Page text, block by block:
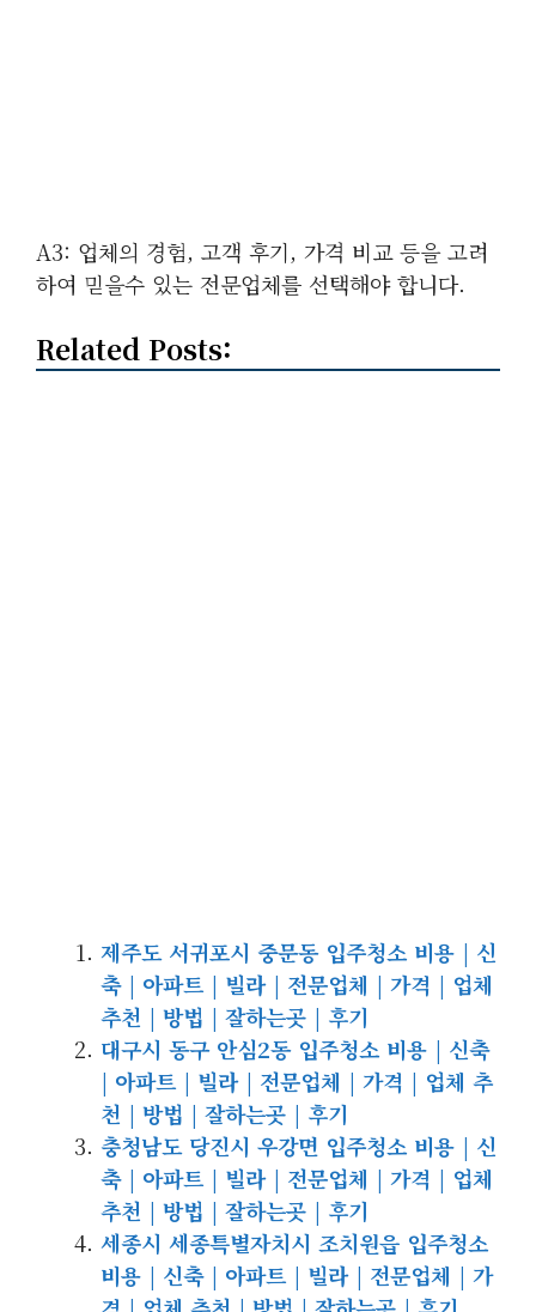
A3: 업체의 경험, 고객 후기, 가격 비교 등을 고려
하여 믿을수 있는 전문업체를 선택해야 합니다.
Related Posts:
제주도 서귀포시 중문동 입주청소 비용 | 신
축 | 아파트 | 빌라 | 전문업체 | 가격 | 업체
추천 | 방법 | 잘하는곳 | 후기
대구시 동구 안심2동 입주청소 비용 | 신축
| 아파트 | 빌라 | 전문업체 | 가격 | 업체 추
천 | 방법 | 잘하는곳 | 후기
충청남도 당진시 우강면 입주청소 비용 | 신
축 | 아파트 | 빌라 | 전문업체 | 가격 | 업체
추천 | 방법 | 잘하는곳 | 후기
세종시 세종특별자치시 조치원읍 입주청소
비용 | 신축 | 아파트 | 빌라 | 전문업체 | 가